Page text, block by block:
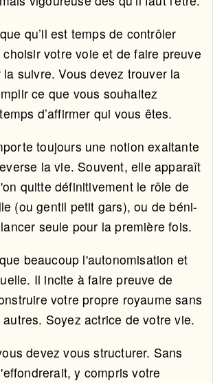
qu’il est temps de contrôler
votre voie et de faire preuve
suivre. Vous devez trouver la
ce que vous souhaitez
d’affirmer qui vous êtes.
toujours une notion exaltante
la vie. Souvent, elle apparaît
quitte définitivement le rôle de
(ou gentil petit gars), ou de béni-
seule pour la première fois.
beaucoup l'autonomisation et
Il incite à faire preuve de
votre propre royaume sans
Soyez actrice de votre vie.
devez vous structurer. Sans
y compris votre